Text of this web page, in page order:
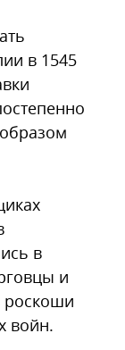
в 1545
в
и
роскоши
войн.